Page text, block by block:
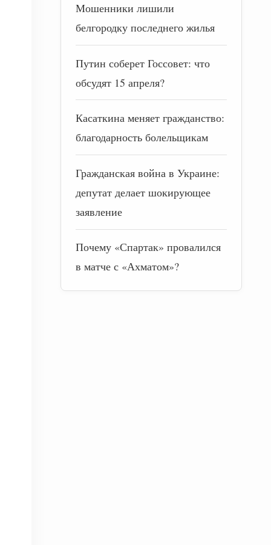
Мошенники лишили
белгородку последнего жилья
Путин соберет Госсовет: что
обсудят 15 апреля?
Касаткина меняет гражданство:
благодарность болельщикам
Гражданская война в Украине:
депутат делает шокирующее
заявление
Почему «Спартак» провалился
в матче с «Ахматом»?